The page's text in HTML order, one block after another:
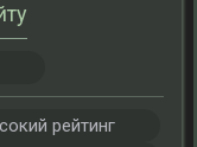
рейтинг